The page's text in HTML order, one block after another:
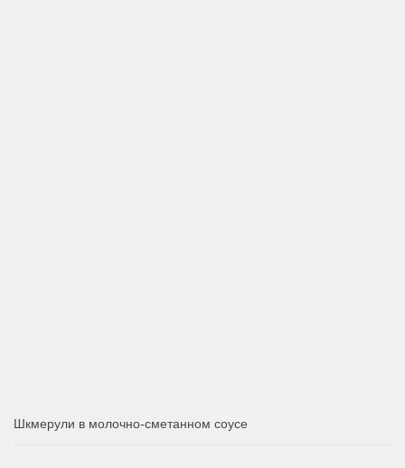
Шкмерули в молочно-сметанном соусе